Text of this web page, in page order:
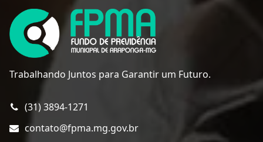
Trabalhando Juntos para Garantir um Futuro.
(31) 3894-1271
contato@fpma.mg.gov.br